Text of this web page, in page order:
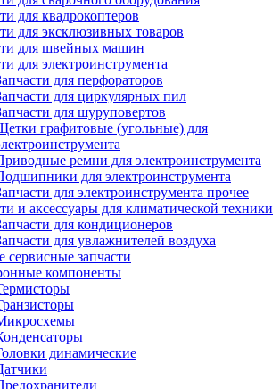
для квадрокоптеров
для эксклюзивных товаров
для швейных машин
для электроинструмента
для перфораторов
для циркулярных пил
для шуруповертов
графитовые (угольные) для
ремни для электроинструмента
для электроинструмента
для электроинструмента прочее
и аксессуары для климатической техники
для кондиционеров
для увлажнителей воздуха
сервисные запчасти
компоненты
динамические